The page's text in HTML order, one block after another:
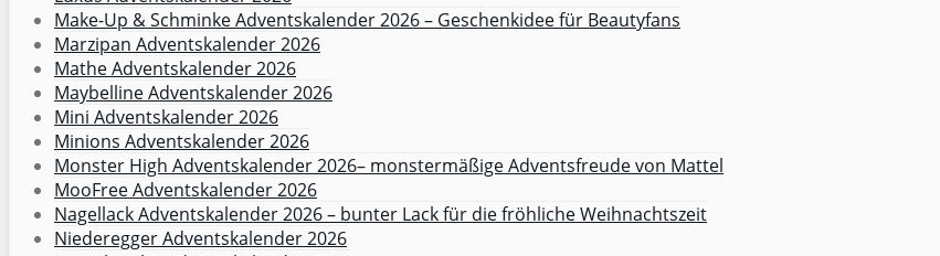
Make-Up & Schminke Adventskalender 2026 – Geschenkidee für Beautyfans
Marzipan Adventskalender 2026
Mathe Adventskalender 2026
Maybelline Adventskalender 2026
Mini Adventskalender 2026
Minions Adventskalender 2026
Monster High Adventskalender 2026– monstermäßige Adventsfreude von Mattel
MooFree Adventskalender 2026
Nagellack Adventskalender 2026 – bunter Lack für die fröhliche Weihnachtszeit
Niederegger Adventskalender 2026